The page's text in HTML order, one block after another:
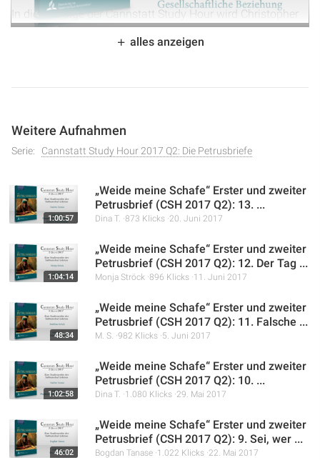
In dieser Folge der Cannstatt Study Hour wird Christopher
Kramp die gesellschaftlichen Beziehungen aus der
Perspektive der Petrusbriefe beleuchten. Er erklärt, wie
thematisiert wie die Rolle des Christen als Vorbild in der
Gesellschaft. Abschließend wird die Bedeutung von Demut,
christlichen Leben hervorgehoben.
alles anzeigen
Weitere Aufnahmen
Serie: Cannstatt Study Hour 2017 Q2: Die Petrusbriefe
1:00:57
„Weide meine Schafe“ Erster und zweiter
Petrusbrief (CSH 2017 Q2): 13. ...
Dina T. 873 Klicks 20. Juni 2017
1:04:14
„Weide meine Schafe“ Erster und zweiter
Petrusbrief (CSH 2017 Q2): 12. Der Tag ...
Monja Ströck 896 Klicks 11. Juni 2017
48:34
„Weide meine Schafe“ Erster und zweiter
Petrusbrief (CSH 2017 Q2): 11. Falsche ...
M. S. 982 Klicks 5. Juni 2017
1:02:58
„Weide meine Schafe“ Erster und zweiter
Petrusbrief (CSH 2017 Q2): 10. ...
Dina T. 1.080 Klicks 29. Mai 2017
46:02
„Weide meine Schafe“ Erster und zweiter
Petrusbrief (CSH 2017 Q2): 9. Sei, wer ...
Bogdan Tanase 1.022 Klicks 22. Mai 2017